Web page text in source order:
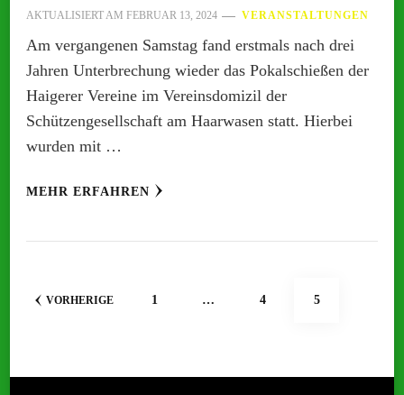
AKTUALISIERT AM FEBRUAR 13, 2024 VERANSTALTUNGEN
Am vergangenen Samstag fand erstmals nach drei
Jahren Unterbrechung wieder das Pokalschießen der
Haigerer Vereine im Vereinsdomizil der
Schützengesellschaft am Haarwasen statt. Hierbei
wurden mit …
MEHR ERFAHREN
Seitennummerierung
VORHERIGE SEITE
1 … SEITE
4 SEITE
5